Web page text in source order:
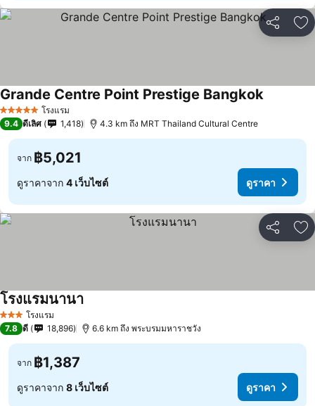
แชร์ เ
5 ดาว โรงแรม
Grande Centre Point Prestige Bangkok
9.4 ดีเลิศ 1,418 4.3 km ถึง MRT Thailand Cultural Centre
จาก ฿5,021
ดูราคาจาก 4 เว็บไซต์ ดูราคา
แชร์ เ
3 ดาว โรงแรม
โรงแรมนานา
7.8 ดี 18,896 6.6 km ถึง พระบรมมหาราชวัง
จาก ฿1,387
ดูราคาจาก 8 เว็บไซต์ ดูราคา